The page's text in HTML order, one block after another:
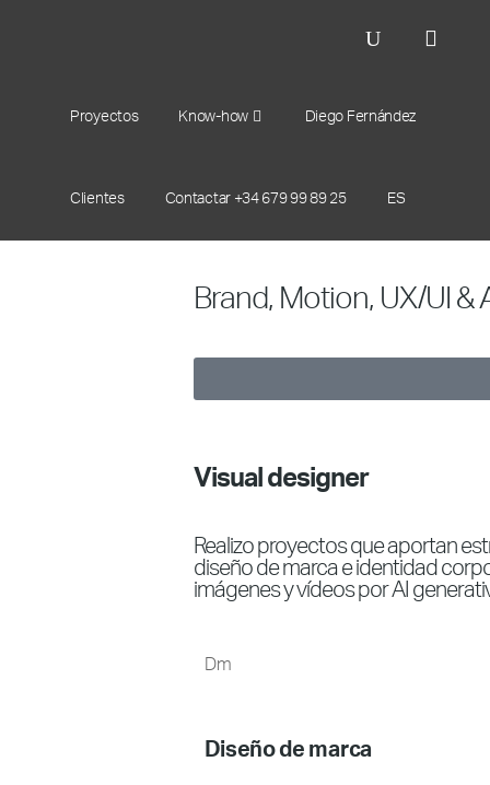
Proyectos Know-how Diego Fernández
Clientes Contactar +34 679 99 89 25 ES
Diego Fernández
Brand, Motion, UX/UI &
Visual designer
Realizo proyectos que aportan
diseño de marca e identidad
imágenes y vídeos por AI
Dm
Diseño de marca